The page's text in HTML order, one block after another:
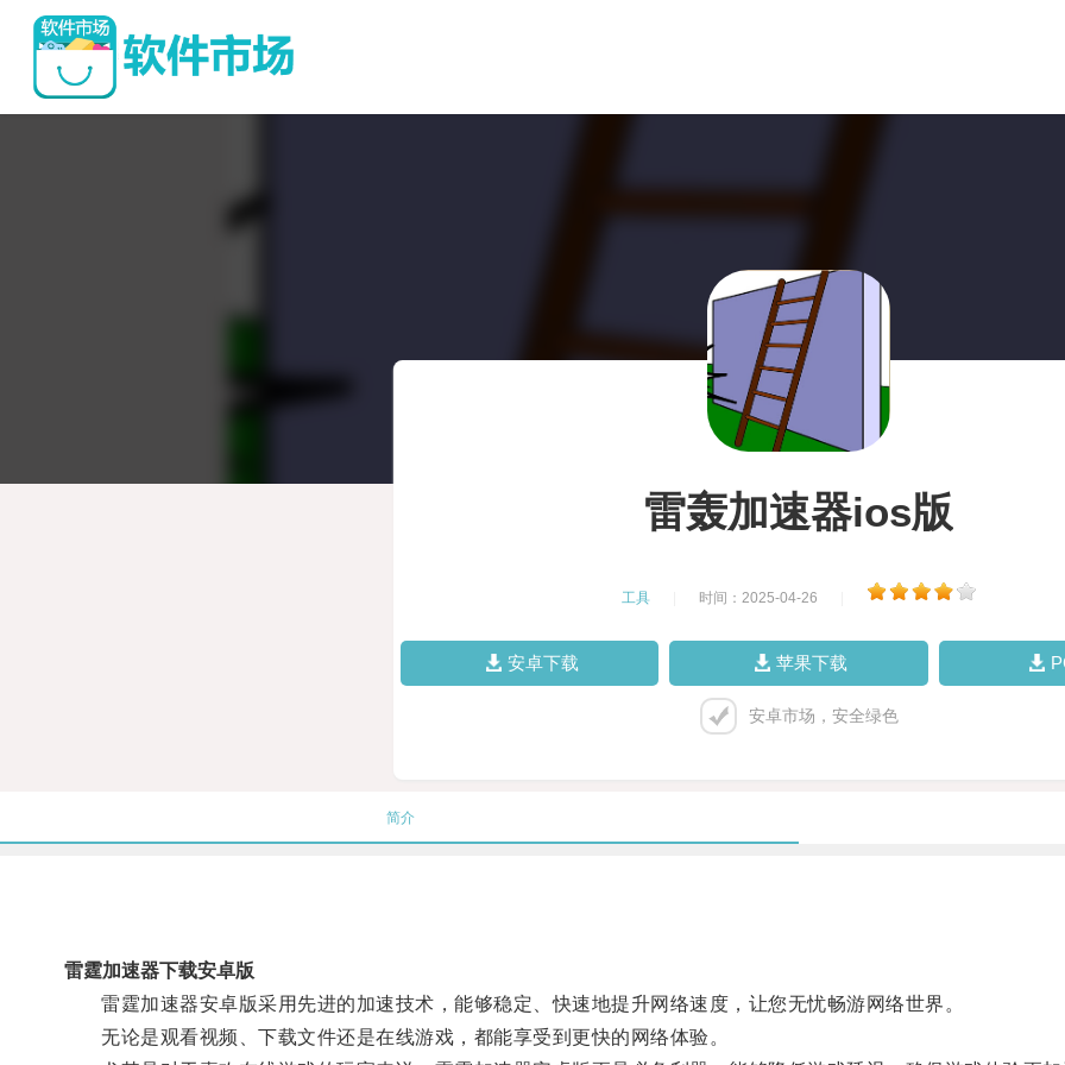
雷轰加速器ios版
工具 时间：2025-04-26
安卓下载 苹果下载
安卓市场，安全绿色
简介
雷霆加速器下载安卓版
雷霆加速器安卓版采用先进的加速技术，能够稳定、快速地提升网络速度，让您无忧畅游网络世界。
无论是观看视频、下载文件还是在线游戏，都能享受到更快的网络体验。